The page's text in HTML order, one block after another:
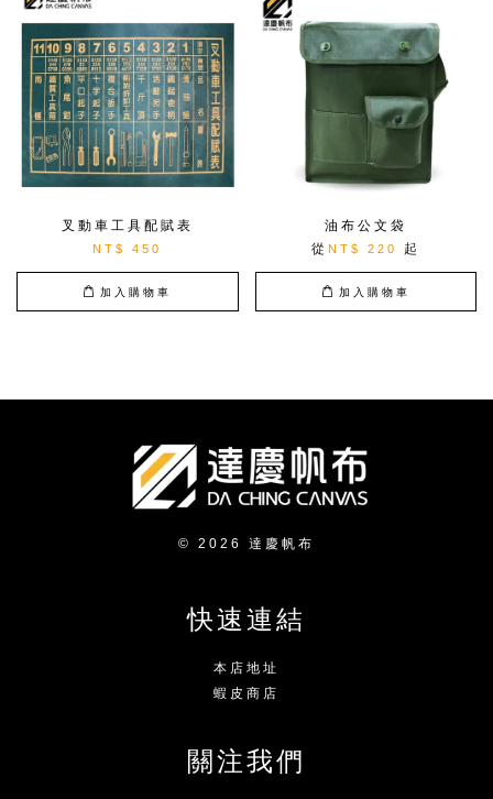
叉動車工具配賦表
NT$ 450
加入購物車
油布公文袋
從 NT$ 220 起
加入購物車
© 2026 達慶帆布
快速連結
本店地址
蝦皮商店
關注我們